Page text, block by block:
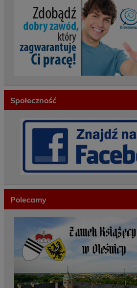
Społeczność
Polecamy